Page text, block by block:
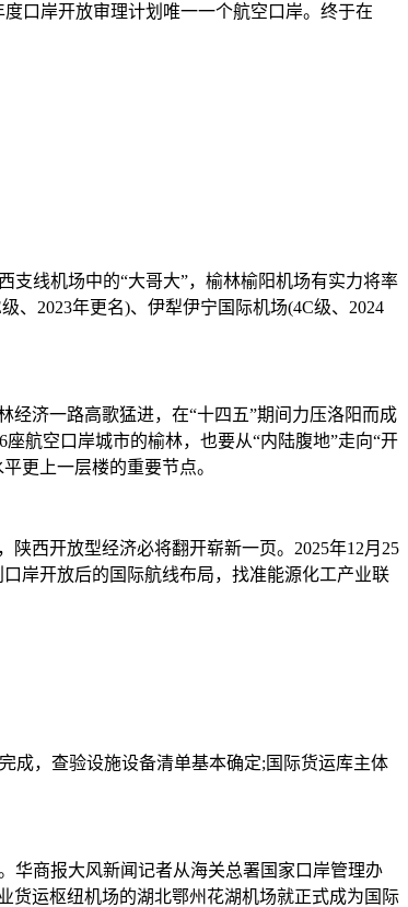
口岸开放审理计划唯一一个航空口岸。终于在
线机场中的“大哥大”，榆林榆阳机场有实力将率
、2023年更名)、伊犁伊宁国际机场(4C级、2024
济一路高歌猛进，在“十四五”期间力压洛阳而成
航空口岸城市的榆林，也要从“内陆腹地”走向“开
更上一层楼的重要节点。
西开放型经济必将翻开崭新一页。2025年12月25
岸开放后的国际航线布局，找准能源化工产业联
，查验设施设备清单基本确定;国际货运库主体
华商报大风新闻记者从海关总署国家口岸管理办
货运枢纽机场的湖北鄂州花湖机场就正式成为国际